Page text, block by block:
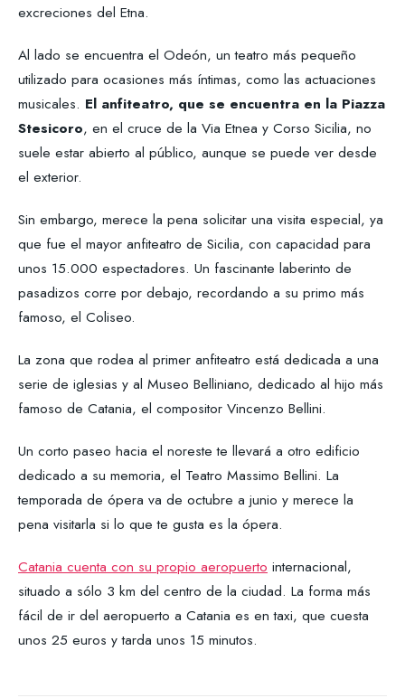
excreciones del Etna.
Al lado se encuentra el Odeón, un teatro más pequeño
utilizado para ocasiones más íntimas, como las actuaciones
musicales. El anfiteatro, que se encuentra en la Piazza
Stesicoro, en el cruce de la Via Etnea y Corso Sicilia, no
suele estar abierto al público, aunque se puede ver desde
el exterior.
Sin embargo, merece la pena solicitar una visita especial, ya
que fue el mayor anfiteatro de Sicilia, con capacidad para
unos 15.000 espectadores. Un fascinante laberinto de
pasadizos corre por debajo, recordando a su primo más
famoso, el Coliseo.
La zona que rodea al primer anfiteatro está dedicada a una
serie de iglesias y al Museo Belliniano, dedicado al hijo más
famoso de Catania, el compositor Vincenzo Bellini.
Un corto paseo hacia el noreste te llevará a otro edificio
dedicado a su memoria, el Teatro Massimo Bellini. La
temporada de ópera va de octubre a junio y merece la
pena visitarla si lo que te gusta es la ópera.
Catania cuenta con su propio aeropuerto internacional,
situado a sólo 3 km del centro de la ciudad. La forma más
fácil de ir del aeropuerto a Catania es en taxi, que cuesta
unos 25 euros y tarda unos 15 minutos.